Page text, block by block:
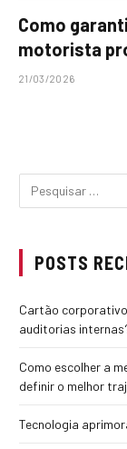
Como
motorista
21/03/2026
POSTS
Cartão
auditorias
Como escolher a
definir o melhor
Tecnologia